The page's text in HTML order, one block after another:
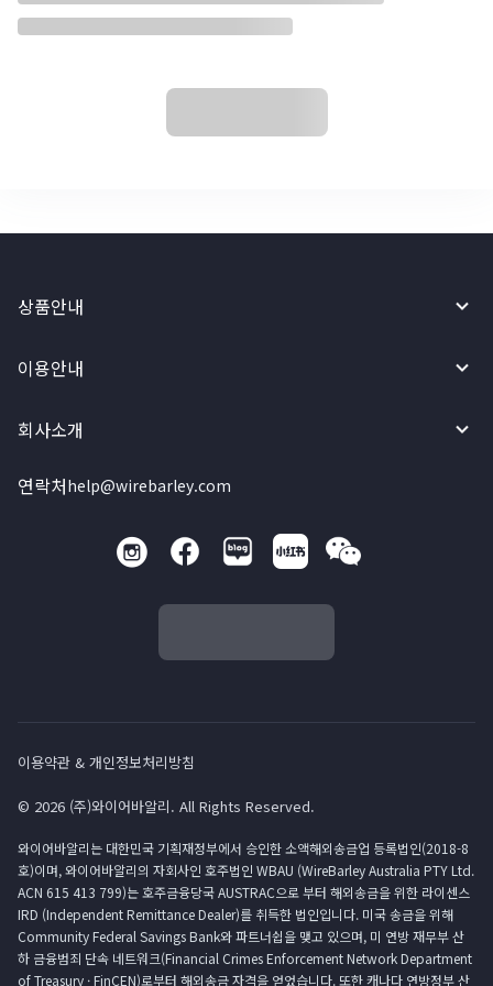
상품안내
이용안내
회사소개
연락처help@wirebarley.com
이용약관 & 개인정보처리방침
© 2026 (주)와이어바알리. All Rights Reserved.
와이어바알리는 대한민국 기획재정부에서 승인한 소액해외송금업 등록법인(2018-8
호)이며, 와이어바알리의 자회사인 호주법인 WBAU (WireBarley Australia PTY Ltd.
ACN 615 413 799)는 호주금융당국 AUSTRAC으로 부터 해외송금을 위한 라이센스
IRD (Independent Remittance Dealer)를 취득한 법인입니다. 미국 송금을 위해
Community Federal Savings Bank와 파트너쉽을 맺고 있으며, 미 연방 재무부 산
하 금융범죄 단속 네트워크(Financial Crimes Enforcement Network Department
of Treasury · FinCEN)로부터 해외송금 자격을 얻었습니다. 또한 캐나다 연방정부 산